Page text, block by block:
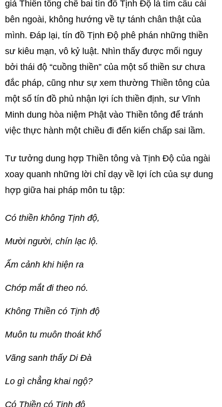
giả Thiền tông chê bai tín đồ Tịnh Độ là tìm cầu cái
bên ngoài, không hướng về tự tánh chân thật của
mình. Đáp lại, tín đồ Tịnh Độ phê phán những thiền
sư kiêu mạn, vô kỷ luật. Nhìn thấy được mối nguy
bởi thái độ “cuồng thiền” của một số thiền sư chưa
đắc pháp, cũng như sự xem thường Thiền tông của
một số tín đồ phủ nhận lợi ích thiền định, sư Vĩnh
Minh dung hòa niệm Phật vào Thiền tông để tránh
việc thực hành một chiều đi đến kiến chấp sai lầm.
Tư tưởng dung hợp Thiền tông và Tịnh Độ của ngài
xoay quanh những lời chỉ dạy về lợi ích của sự dung
hợp giữa hai pháp môn tu tập:
Có thiền không Tịnh độ,
Mười người, chín lạc lộ.
Ấm cảnh khi hiện ra
Chớp mắt đi theo nó.
Không Thiền có Tịnh độ
Muôn tu muôn thoát khổ
Vãng sanh thấy Di Đà
Lo gì chẳng khai ngộ?
Có Thiền có Tịnh độ